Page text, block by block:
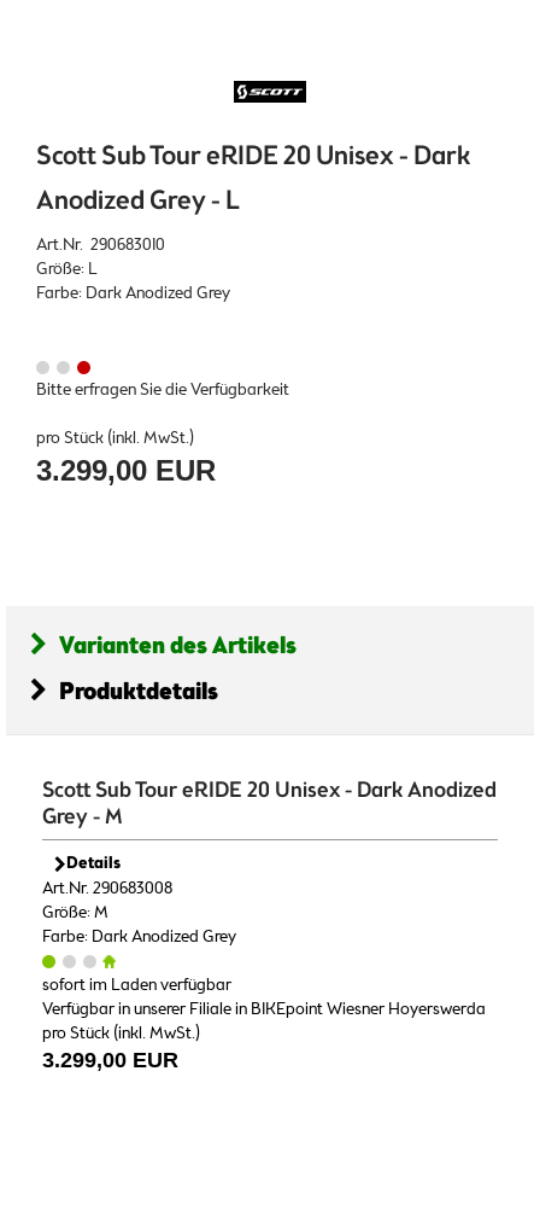
Scott Sub Tour eRIDE 20 Unisex - Dark
Anodized Grey - L
Art.Nr. 290683010
Größe: L
Farbe: Dark Anodized Grey
Bitte erfragen Sie die Verfügbarkeit
pro Stück (inkl. MwSt.)
3.299,00 EUR
Varianten des Artikels
Produktdetails
Scott Sub Tour eRIDE 20 Unisex - Dark Anodized
Grey - M
Details
Art.Nr. 290683008
Größe: M
Farbe: Dark Anodized Grey
sofort im Laden verfügbar
Verfügbar in unserer Filiale in BIKEpoint Wiesner Hoyerswerda
pro Stück (inkl. MwSt.)
3.299,00 EUR